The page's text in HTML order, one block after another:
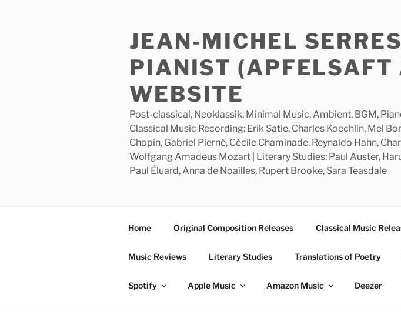
JEAN-MICHEL
PIANIST (APFELSAFT
WEBSITE
Post-classical, Neoklassik, Minimal Music, Ambient, BGM,
Classical Music Recording: Erik Satie, Charles Koechlin, Mel
Chopin, Gabriel Pierné, Cécile Chaminade, Reynaldo Hahn,
Wolfgang Amadeus Mozart | Literary Studies: Paul Auster,
Paul Éluard, Anna de Noailles, Rupert Brooke, Sara Teasdale
Home Original Composition Releases Classical Music
Music Reviews Literary Studies Translations of Poetry
Spotify Apple Music Amazon Music Deezer